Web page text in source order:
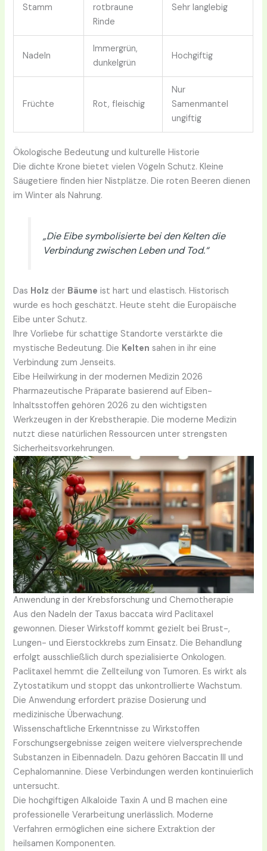
Stamm
rotbraune
Rinde
Sehr langlebig
Nadeln
Immergrün,
dunkelgrün
Hochgiftig
Früchte Rot, fleischig
Nur
Samenmantel
ungiftig
Ökologische Bedeutung und kulturelle Historie
Die dichte Krone bietet vielen Vögeln Schutz. Kleine
Säugetiere finden hier Nistplätze. Die roten Beeren dienen
im Winter als Nahrung.
„Die Eibe symbolisierte bei den Kelten die
Verbindung zwischen Leben und Tod.“
Das Holz der Bäume ist hart und elastisch. Historisch
wurde es hoch geschätzt. Heute steht die Europäische
Eibe unter Schutz.
Ihre Vorliebe für schattige Standorte verstärkte die
mystische Bedeutung. Die Kelten sahen in ihr eine
Verbindung zum Jenseits.
Eibe Heilwirkung in der modernen Medizin 2026
Pharmazeutische Präparate basierend auf Eiben-
Inhaltsstoffen gehören 2026 zu den wichtigsten
Werkzeugen in der Krebstherapie. Die moderne Medizin
nutzt diese natürlichen Ressourcen unter strengsten
Sicherheitsvorkehrungen.
Anwendung in der Krebsforschung und Chemotherapie
Aus den Nadeln der Taxus baccata wird Paclitaxel
gewonnen. Dieser Wirkstoff kommt gezielt bei Brust-,
Lungen- und Eierstockkrebs zum Einsatz. Die Behandlung
erfolgt ausschließlich durch spezialisierte Onkologen.
Paclitaxel hemmt die Zellteilung von Tumoren. Es wirkt als
Zytostatikum und stoppt das unkontrollierte Wachstum.
Die Anwendung erfordert präzise Dosierung und
medizinische Überwachung.
Wissenschaftliche Erkenntnisse zu Wirkstoffen
Forschungsergebnisse zeigen weitere vielversprechende
Substanzen in Eibennadeln. Dazu gehören Baccatin III und
Cephalomannine. Diese Verbindungen werden kontinuierlich
untersucht.
Die hochgiftigen Alkaloide Taxin A und B machen eine
professionelle Verarbeitung unerlässlich. Moderne
Verfahren ermöglichen eine sichere Extraktion der
heilsamen Komponenten.